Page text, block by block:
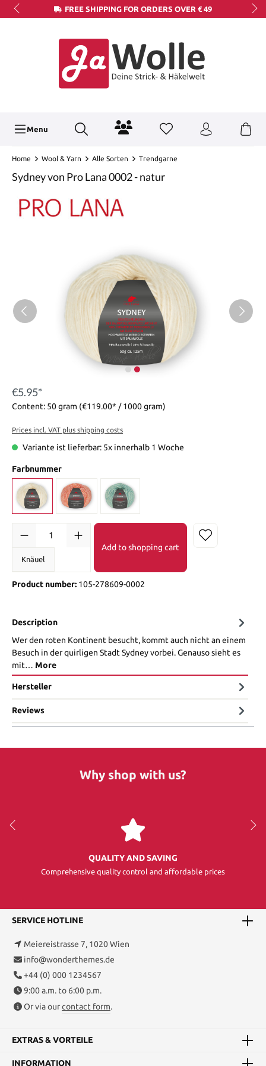
FREE SHIPPING FOR ORDERS OVER € 49
Menu
Home Wool & Yarn Alle Sorten Trendgarne
Sydney von Pro Lana 0002 - natur
€5.95*
Content: 50 gram (€119.00* / 1000 gram)
Prices incl. VAT plus shipping costs
Variante ist lieferbar: 5x innerhalb 1 Woche
Farbnummer
Knäuel
Add to shopping cart
Product number: 105-278609-0002
Description
Wer den roten Kontinent besucht, kommt auch nicht an einem
Besuch in der quirligen Stadt Sydney vorbei. Genauso sieht es
mit… More
Hersteller
Reviews
Why shop with us?
QUALITY AND SAVING
Comprehensive quality control and affordable prices
SERVICE HOTLINE
Meiereistrasse 7, 1020 Wien
info@wonderthemes.de
+44 (0) 000 1234567
9:00 a.m. to 6:00 p.m.
Or via ourcontact form.
EXTRAS & VORTEILE
INFORMATION